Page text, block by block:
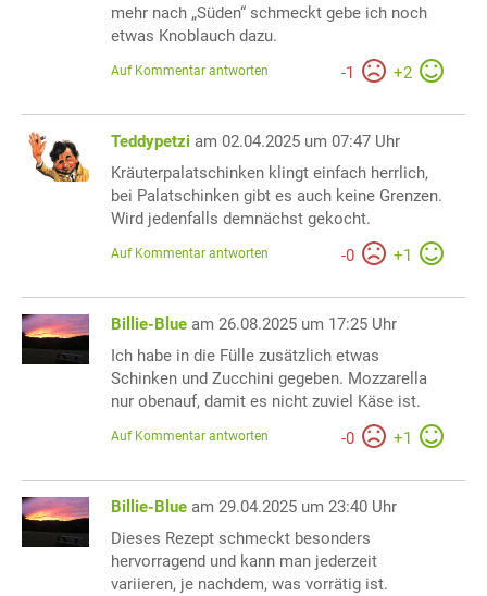
mehr nach „Süden“ schmeckt gebe ich noch
etwas Knoblauch dazu.
-1 +2
Auf Kommentar antworten
Teddypetzi am 02.04.2025 um 07:47 Uhr
Kräuterpalatschinken klingt einfach herrlich,
bei Palatschinken gibt es auch keine Grenzen.
Wird jedenfalls demnächst gekocht.
-0 +1
Auf Kommentar antworten
Billie-Blue am 26.08.2025 um 17:25 Uhr
Ich habe in die Fülle zusätzlich etwas
Schinken und Zucchini gegeben. Mozzarella
nur obenauf, damit es nicht zuviel Käse ist.
-0 +1
Auf Kommentar antworten
Billie-Blue am 29.04.2025 um 23:40 Uhr
Dieses Rezept schmeckt besonders
hervorragend und kann man jederzeit
variieren, je nachdem, was vorrätig ist.